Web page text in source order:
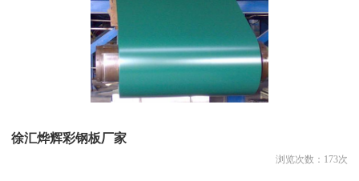
徐汇烨辉彩钢板厂家
浏览次数： 173次